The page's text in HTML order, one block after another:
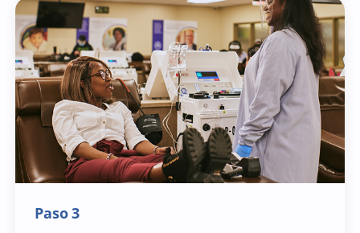
Paso 3